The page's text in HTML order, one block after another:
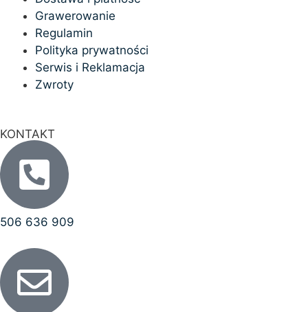
Grawerowanie
Regulamin
Polityka prywatności
Serwis i Reklamacja
Zwroty
KONTAKT
506 636 909